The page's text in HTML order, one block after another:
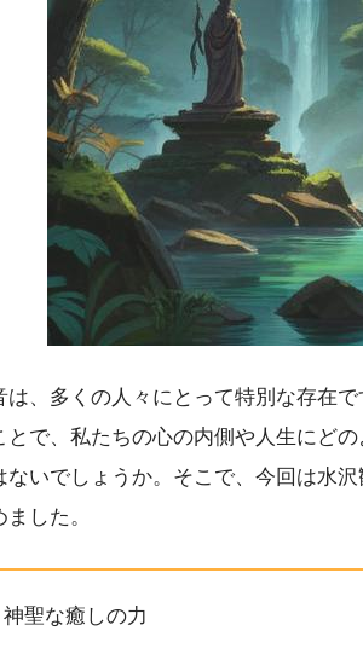
は、多くの人々にとって特別な存在
とで、私たちの心の内側や人生にど
ないでしょうか。そこで、今回は水
した。
神聖な癒しの力